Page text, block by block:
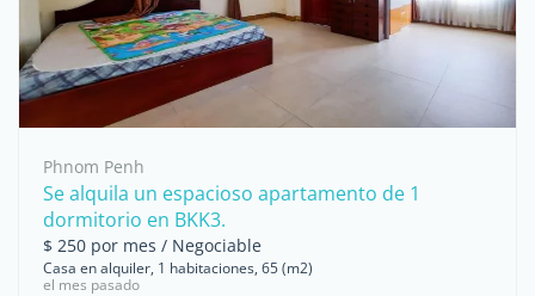
Phnom Penh
Se alquila un espacioso apartamento de 1
dormitorio en BKK3.
$ 250 por mes / Negociable
Casa en alquiler, 1 habitaciones, 65 (m2)
el mes pasado